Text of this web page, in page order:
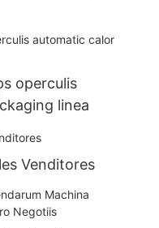
operculis
linea
Venditores